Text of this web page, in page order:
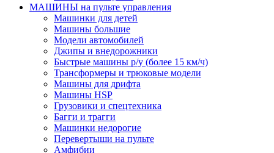
МАШИНЫ на пульте управления
Машинки для детей
Машины большие
Модели автомобилей
Джипы и внедорожники
Быстрые машины р/у (более 15 км/ч)
Трансформеры и трюковые модели
Машины для дрифта
Машины HSP
Грузовики и спецтехника
Багги и трагги
Машинки недорогие
Перевертыши на пульте
Амфибии